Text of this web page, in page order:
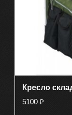
Кресло
5100 ₽